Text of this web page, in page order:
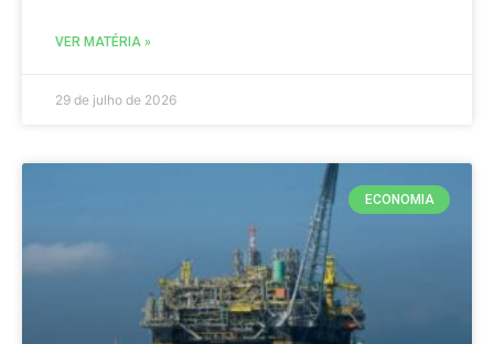
VER MATÉRIA »
29 de julho de 2026
ECONOMIA